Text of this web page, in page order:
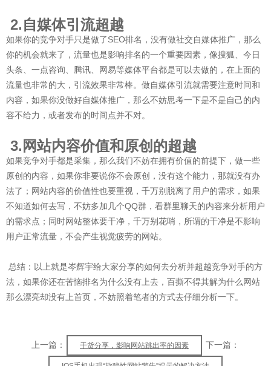
2.自媒体引流超越
如果你的竞争对手只是做了SEO排名，没有做社交自媒体推广，那么
你的机会就来了，流量也是影响排名的一个重要因素，像搜狐、今日
头条、一点咨询、腾讯、网易等媒体平台都是可以去做的，在上面的
流量也非常的大，引流效果非常棒。做自媒体引流就需要注意时间和
内容，如果你没做好自媒体推广，那么不妨思考一下是不是自己的内
容不给力，或者发布的时间点并不对。
3.网站内容价值和原创的超越
如果竞争对手都是采集，那么我们不妨在拥有价值的前提下，做一些
原创的内容，如果你非要说你不会原创，没有这个能力，那就没有办
法了；网站内容的价值性也要重视，千万别脱离了用户的需求，如果
不知道如何去写，不妨多加几个QQ群，看群里聊天的内容来分析用户
的需求点；同时网站整体要干净，千万别花哨，所谓的干净是不影响
用户正常流量，不会产生视觉疲劳的网站。
总结：以上就是岑辉宇给大家分享的如何去分析并超越竞争对手的方
法，如果你还在苦恼排名为什么没有上去，百撕不得其解为什么网站
那么漂亮却没有上首页，不妨照着笔者的方式去仔细分析一下。
上一篇： 干货分享，影响网站跳出率的因素 下一篇：